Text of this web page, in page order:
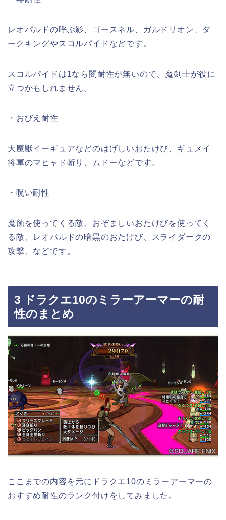
レオパルドの呼ぶ影、ゴースネル、ガルドリオン、ダ
ークキングやスコルパイドなどです。
スコルパイドは1なら闇耐性が無いので、魔剣士が役に
立つかもしれません。
・おびえ耐性
大魔獣イーギュアなどのはげしいおたけび、ギュメイ
将軍のマヒャド斬り、ムドーなどです。
・呪い耐性
魔蝕を使ってくる敵、おぞましいおたけびを使ってく
る敵、レオパルドの暗黒のおたけび、スライダークの
攻撃、などです。
3 ドラクエ10のミラーアーマーの耐
性のまとめ
ここまでの内容を元にドラクエ10のミラーアーマーの
おすすめ耐性のランク付けをしてみました。